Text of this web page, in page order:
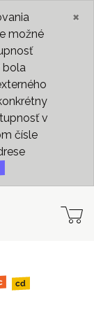
možné
bola
v
čísle
×
cd